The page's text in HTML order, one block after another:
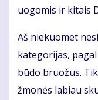
uogomis ir kitais
Aš niekuomet
kategorijas,
būdo bruožus.
žmonės labiau